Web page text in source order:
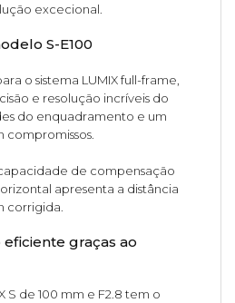
excecional.
S-E100
o sistema LUMIX full-frame,
e resolução incríveis do
do enquadramento e um
compromissos.
de compensação
apresenta a distância
corrigida.
graças ao
S de 100 mm e F2.8 tem o